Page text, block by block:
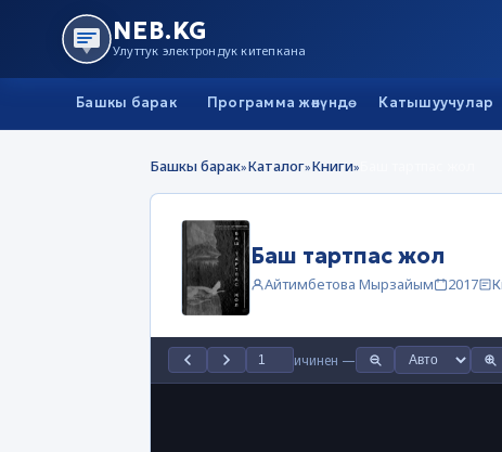
NEB.KG
Улуттук электрондук китепкана
Башкы барак Программа жөнүндө Катышуучулар
Башкы барак»Каталог»Книги»
Баш тартпас жол
Айтимбетова Мырзайым 2017
ичинен —